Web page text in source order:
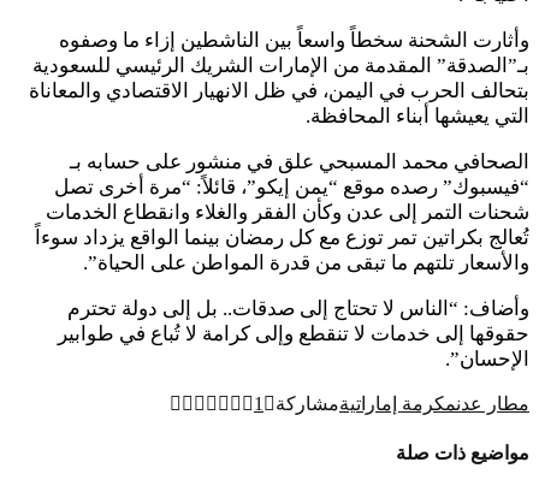
وأثارت الشحنة سخطاً واسعاً بين الناشطين إزاء ما وصفوه
بـ”الصدقة” المقدمة من الإمارات الشريك الرئيسي للسعودية
بتحالف الحرب في اليمن، في ظل الانهيار الاقتصادي والمعاناة
التي يعيشها أبناء المحافظة.
الصحافي محمد المسبحي علق في منشور على حسابه بـ
“فيسبوك” رصده موقع “يمن إيكو”، قائلاً: “مرة أخرى تصل
شحنات التمر إلى عدن وكأن الفقر والغلاء وانقطاع الخدمات
تُعالج بكراتين تمر توزع مع كل رمضان بينما الواقع يزداد سوءاً
والأسعار تلتهم ما تبقى من قدرة المواطن على الحياة”.
وأضاف: “الناس لا تحتاج إلى صدقات.. بل إلى دولة تحترم
حقوقها إلى خدمات لا تنقطع وإلى كرامة لا تُباع في طوابير
الإحسان”.
مطار عدنمكرمة إماراتيةمشاركة 1
مواضيع ذات صلة